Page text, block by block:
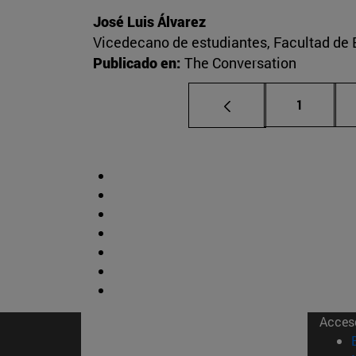
José Luis Álvarez
Vicedecano de estudiantes, Facultad de
Publicado en: The Conversation
Página
1